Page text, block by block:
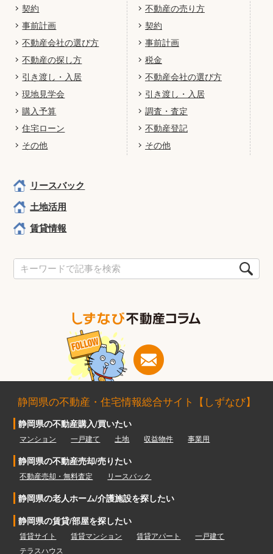
契約
事前計画
不動産会社の選び方
不動産の探し方
引き渡し・入居
現地見学会
購入予算
住宅ローン
その他
不動産の売り方
契約
事前計画
税金
不動産会社の選び方
引き渡し・入居
調査・査定
不動産登記
その他
リースバック
土地活用
賃貸情報
静岡県の不動産・住宅情報総合サイト【しずなび】
静岡県の不動産購入/買いたい
マンション 一戸建て 土地 収益物件 事業用
静岡県の不動産売却/売りたい
不動産売却・無料査定 リースバック
静岡県の老人ホーム/介護施設を探したい
静岡県の賃貸/部屋を探したい
賃貸サイト 賃貸マンション 賃貸アパート
一戸建て
テラスハウス